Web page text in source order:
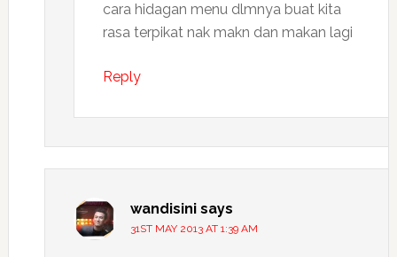
cara hidagan menu dlmnya buat kita
rasa terpikat nak makn dan makan lagi
Reply
wandisini says
31ST MAY 2013 AT 1:39 AM